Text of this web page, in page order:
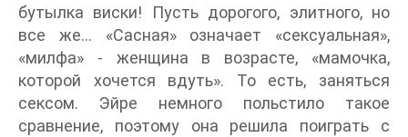
бутылка виски! Пусть дорогого, элитного, но
все же… «Сасная» означает «сексуальная»,
«милфа» - женщина в возрасте, «мамочка,
которой хочется вдуть». То есть, заняться
сексом. Эйре немного польстило такое
сравнение, поэтому она решила поиграть с